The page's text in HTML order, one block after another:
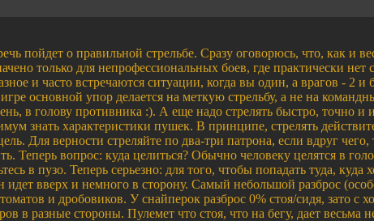
пойдет о правильной стрельбе. Сразу оговорюсь, что, как и
только для непрофессиональных боев, где практически
и часто встречаются ситуации, когда вы один, а врагов - 2
основной упор делается на меткую стрельбу, а не на
в голову противника :). А еще надо стрелять быстро, точно и
знать характеристики пушек. В принципе, стрелять
Для верности стреляйте по два-три патрона, если вдруг чего,
Теперь вопрос: куда целиться? Обычно человеку целятся в
в пузо. Теперь серьезно: для того, чтобы попадать туда, куда
вверх и немного в сторону. Самый небольшой разброс
и дробовиков. У снайперок разброс 0% стоя/сидя, зато с
в разные стороны. Пулемет что стоя, что на бегу, дает весьма